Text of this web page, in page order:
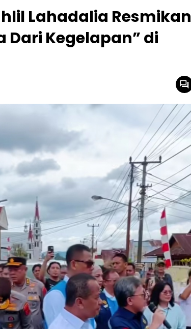
Lahadalia Resmikan
Dari Kegelapan” di